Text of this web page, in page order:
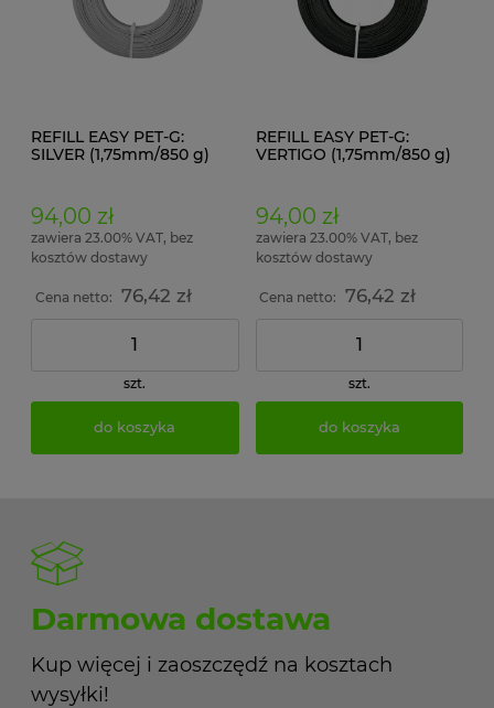
REFILL EASY PET-G:
SILVER (1,75mm/850 g)
94,00 zł
zawiera 23.00% VAT, bez
kosztów dostawy
Cena netto: 76,42 zł
szt.
do koszyka
REFILL EASY PET-G:
VERTIGO (1,75mm/850 g)
94,00 zł
zawiera 23.00% VAT, bez
kosztów dostawy
Cena netto: 76,42 zł
szt.
do koszyka
Darmowa dostawa
Kup więcej i zaoszczędź na kosztach
wysyłki!